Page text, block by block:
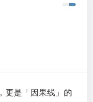
更是「因果线」的